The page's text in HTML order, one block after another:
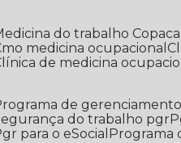
Medicina do trabalho
Cmo medicina ocupacional
Clínica de medicina
Programa de
Segurança do trabalho pgr
Pgr para o eSocial